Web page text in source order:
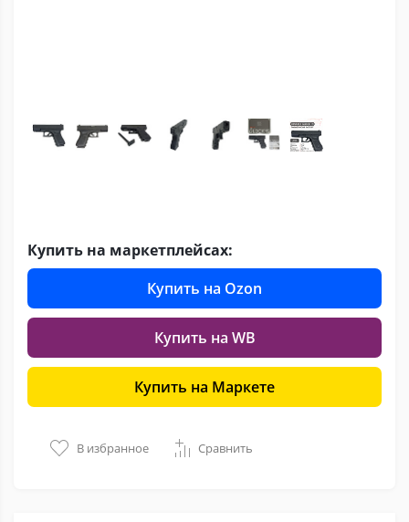
Купить на маркетплейсах:
Купить на Ozon
Купить на WB
Купить на Маркете
В избранное Сравнить